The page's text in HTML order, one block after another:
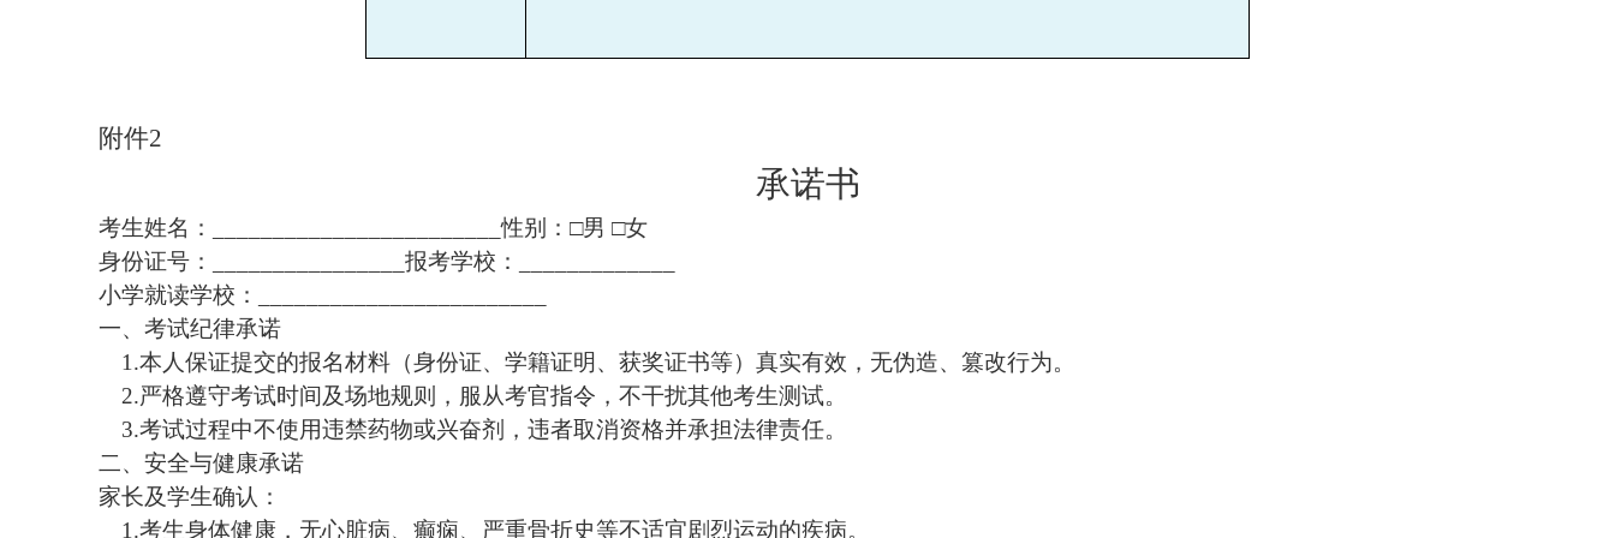
附件2
承诺书
考生姓名：
________________________性别：□男 □女
身份证号：
________________报考学校：_____________
小学就读学校：
一、考试纪律承诺
1.本人保证提交的报名材料（身份证、学籍证明、获奖证书等）真实有效，无伪造、篡改行为。
2.严格遵守考试时间及场地规则，服从考官指令，不干扰其他考生测试。
3.考试过程中不使用违禁药物或兴奋剂，违者取消资格并承担法律责任。
二、安全与健康承诺
家长及学生确认：
1.考生身体健康，无心脏病、癫痫、严重骨折史等不适宜剧烈运动的疾病。